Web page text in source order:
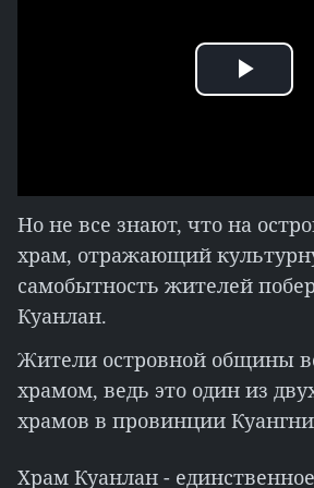
Play
Но не все знают, что на
храм, отражающий
самобытность жителей
Куанлан.
Жители островной общины
храмом, ведь это один из
храмов в провинции
Храм Куанлан -